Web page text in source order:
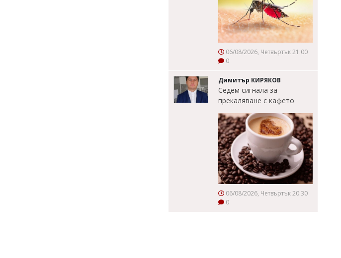
06/08/2026, Четвъртък 21:00
0
Димитър КИРЯКОВ
Седем сигнала за
прекаляване с кафето
06/08/2026, Четвъртък 20:30
0